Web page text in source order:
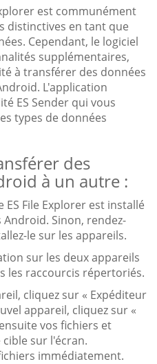
est communément
distinctives en tant que
Cependant, le logiciel
supplémentaires,
à transférer des données
L'application
ES Sender qui vous
types de données
des
à un autre :
ES File Explorer est installé
Sinon, rendez-
le sur les appareils.
sur les deux appareils
les raccourcis répertoriés.
cliquez sur « Expéditeur
appareil, cliquez sur «
vos fichiers et
sur l'écran.
immédiatement.